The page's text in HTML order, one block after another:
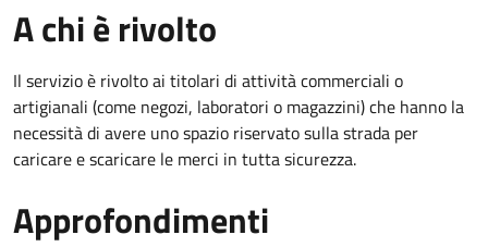
A chi è rivolto
Il servizio è rivolto ai titolari di attività commerciali o
artigianali (come negozi, laboratori o magazzini) che hanno la
necessità di avere uno spazio riservato sulla strada per
caricare e scaricare le merci in tutta sicurezza.
Approfondimenti